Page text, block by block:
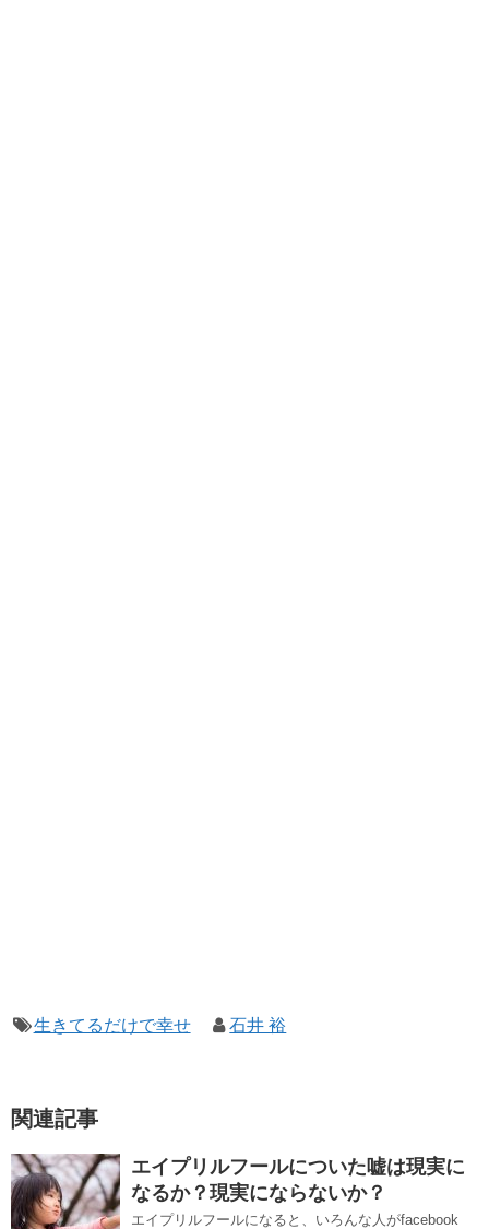
生きてるだけで幸せ 石井 裕
関連記事
エイプリルフールについた嘘は現実に
なるか？現実にならないか？
エイプリルフールになると、いろんな人がfacebook